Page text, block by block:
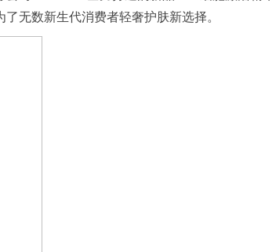
无数新生代消费者轻奢护肤新选择。